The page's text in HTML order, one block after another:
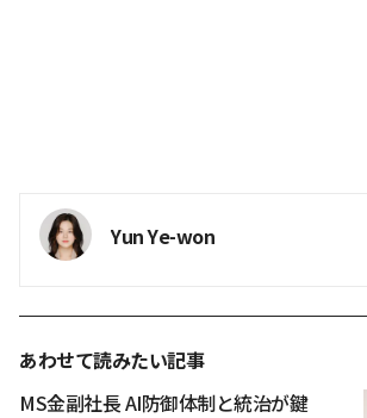
Yun Ye-won
あわせて読みたい記事
MS金副社長 AI防御体制と統治が鍵